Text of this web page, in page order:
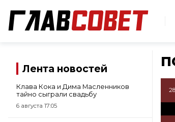
Лента новостей
Клава Кока и Дима Масленников
тайно сыграли свадьбу
6 августа 17:05